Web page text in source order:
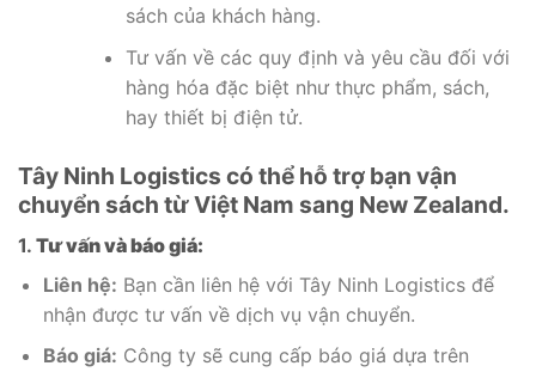
sách của khách hàng.
Tư vấn về các quy định và yêu cầu đối với
hàng hóa đặc biệt như thực phẩm, sách,
hay thiết bị điện tử.
Tây Ninh Logistics có thể hỗ trợ bạn vận
chuyển sách từ Việt Nam sang New Zealand.
1. Tư vấn và báo giá:
Liên hệ: Bạn cần liên hệ với Tây Ninh Logistics để
nhận được tư vấn về dịch vụ vận chuyển.
Báo giá: Công ty sẽ cung cấp báo giá dựa trên